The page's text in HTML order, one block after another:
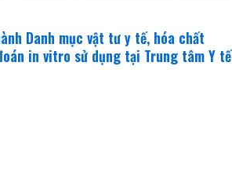
Danh mục vật tư y tế, hóa chất
in vitro sử dụng tại Trung tâm Y tế